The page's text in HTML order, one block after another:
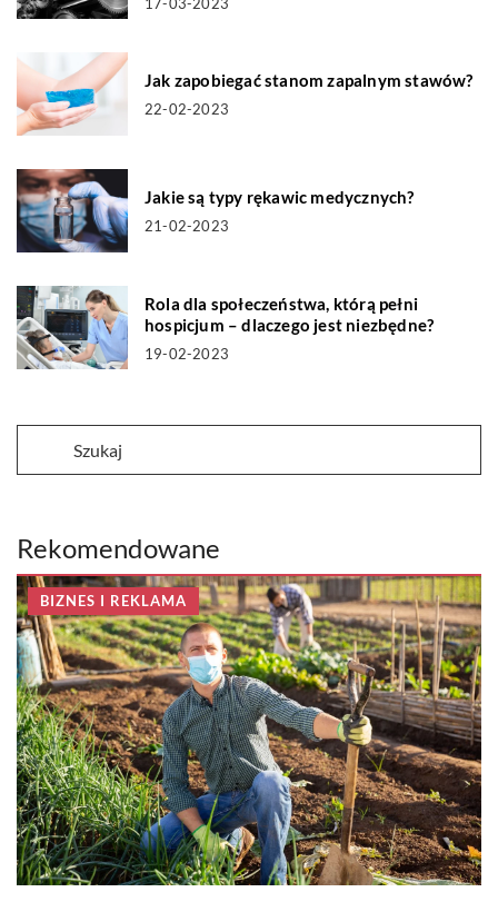
Jak zapobiegać stanom zapalnym stawów?
22-02-2023
Jakie są typy rękawic medycznych?
21-02-2023
Rola dla społeczeństwa, którą pełni
hospicjum – dlaczego jest niezbędne?
19-02-2023
Rekomendowane
BIZNES I REKLAMA